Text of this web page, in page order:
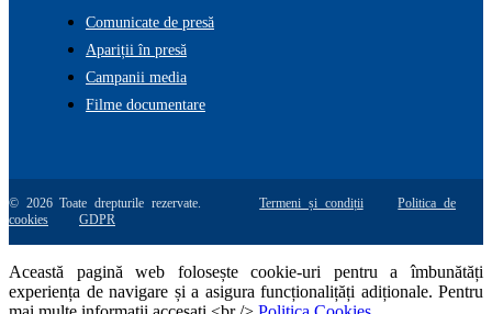
Comunicate de presă
Apariții în presă
Campanii media
Filme documentare
© 2026 Toate drepturile rezervate.Termeni și condiții
Politica de
cookies
GDPR
Această pagină web folosește cookie-uri pentru a îmbunătăți
experiența de navigare și a asigura funcționalițăți adiționale. Pentru